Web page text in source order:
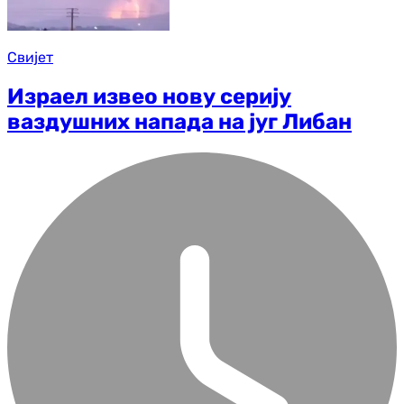
Свијет
Израел извео нову серију
ваздушних напада на југ Либан